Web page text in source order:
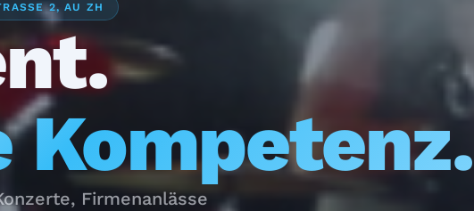
2, AU ZH
Kompetenz.
Firmenanlässe